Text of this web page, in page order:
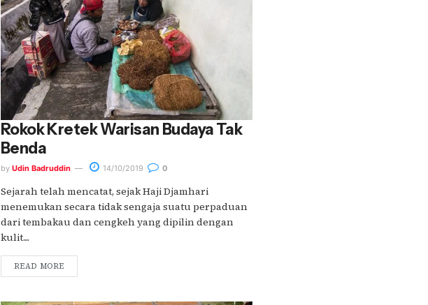
Rokok Kretek Warisan Budaya Tak
Benda
by Udin Badruddin 14/10/2019 0
Sejarah telah mencatat, sejak Haji Djamhari
menemukan secara tidak sengaja suatu perpaduan
dari tembakau dan cengkeh yang dipilin dengan
kulit....
READ MORE